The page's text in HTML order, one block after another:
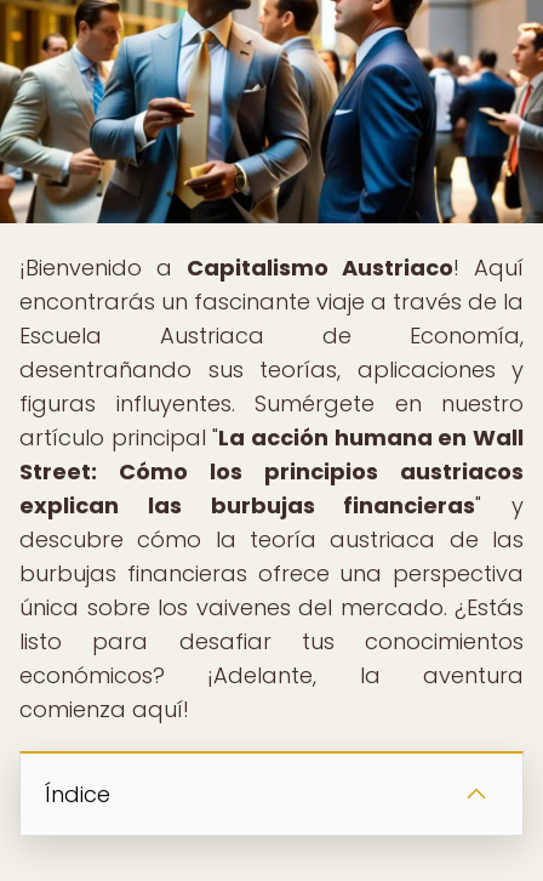
¡Bienvenido a Capitalismo Austriaco! Aquí
encontrarás un fascinante viaje a través de la
Escuela Austriaca de Economía,
desentrañando sus teorías, aplicaciones y
figuras influyentes. Sumérgete en nuestro
artículo principal "La acción humana en Wall
Street: Cómo los principios austriacos
explican las burbujas financieras" y
descubre cómo la teoría austriaca de las
burbujas financieras ofrece una perspectiva
única sobre los vaivenes del mercado. ¿Estás
listo para desafiar tus conocimientos
económicos? ¡Adelante, la aventura
comienza aquí!
Índice